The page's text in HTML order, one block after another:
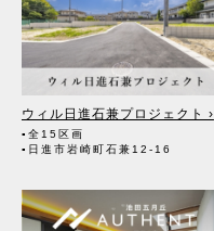
ウィル日進石兼プロジェクト ›
▪全15区画
▪日進市岩崎町石兼12-16